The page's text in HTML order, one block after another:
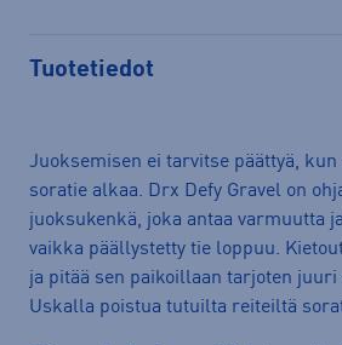
Tuotetiedot
Juoksemisen ei tarvitse päättyä,
soratie alkaa. Drx Defy Gravel on
juoksukenkä, joka antaa varmuutta
vaikka päällystetty tie loppuu.
ja pitää sen paikoillaan tarjoten juuri
Uskalla poistua tutuilta reiteiltä